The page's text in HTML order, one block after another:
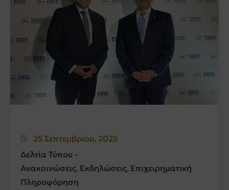
25 Σεπτεμβρίου, 2025
Δελτία Τύπου -
Ανακοινώσεις‚ Εκδηλώσεις‚ Επιχειρηματική
Πληροφόρηση